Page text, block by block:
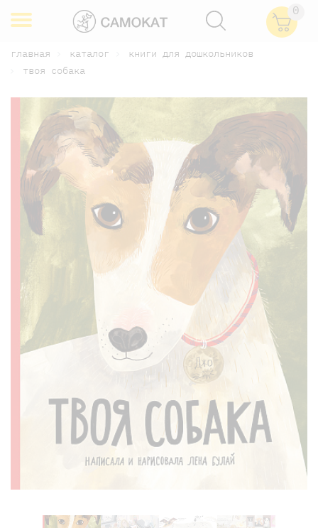
0
главная каталог
книги для дошкольников
твоя собака